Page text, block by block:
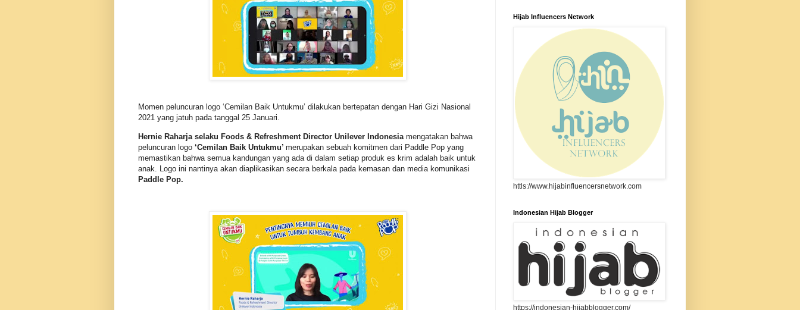
Momen peluncuran logo ‘Cemilan Baik Untukmu’ dilakukan bertepatan dengan Hari Gizi Nasional
2021 yang jatuh pada tanggal 25 Januari.
Hernie Raharja selaku Foods & Refreshment Director Unilever Indonesia mengatakan bahwa
peluncuran logo ‘Cemilan Baik Untukmu’ merupakan sebuah komitmen dari Paddle Pop yang
memastikan bahwa semua kandungan yang ada di dalam setiap produk es krim adalah baik untuk
anak. Logo ini nantinya akan diaplikasikan secara berkala pada kemasan dan media komunikasi
Paddle Pop.
Hijab Influencers Network
httls://www.hijabinfluencersnetwork.com
Indonesian Hijab Blogger
https://indonesian-hijabblogger.com/